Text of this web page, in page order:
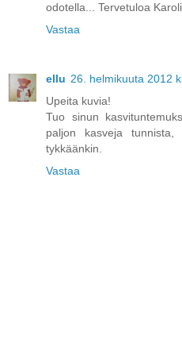
odotella... Tervetuloa
Vastaa
ellu 26. helmikuuta 2012
Upeita kuvia!
Tuo sinun
paljon kasveja tunnista,
tykkäänkin.
Vastaa